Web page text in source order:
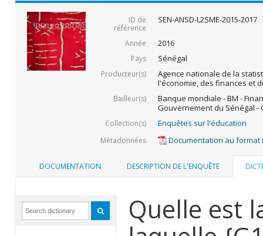
ID de
référence
SEN-ANSD-L2SME-2015-2017
Année 2016
Pays Sénégal
Producteur(s)
Agence nationale de la
l'économie, des finances et
Bailleur(s)
Banque mondiale - BM -
Gouvernement du Sénégal -
Collection(s) Enquêtes sur l'éducation
Métadonnées Documentation au format
DOCUMENTATION DESCRIPTION DE L'ENQUÊTE
Quelle est